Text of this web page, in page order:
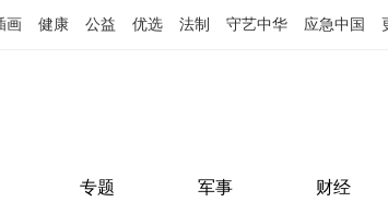
画 健康 公益 优选 法制 守艺中华 应急中国
专题 军事 财经